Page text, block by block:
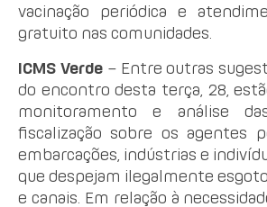
vacinação periódica e
gratuito nas comunidades.
ICMS Verde– Entre outras
do encontro desta terça, 28,
monitoramento e análise
fiscalização sobre os agentes
embarcações, indústrias e
que despejam ilegalmente
e canais. Em relação à